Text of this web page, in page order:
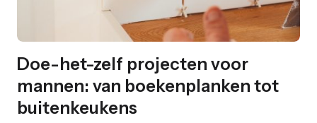
Doe-het-zelf projecten voor
mannen: van boekenplanken tot
buitenkeukens